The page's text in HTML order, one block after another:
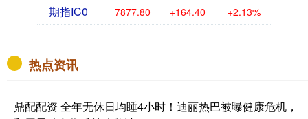
期指IC0 7877.80 +164.40 +2.13%
热点资讯
鼎配配资 全年无休日均睡4小时！迪丽热巴被曝健康危机，